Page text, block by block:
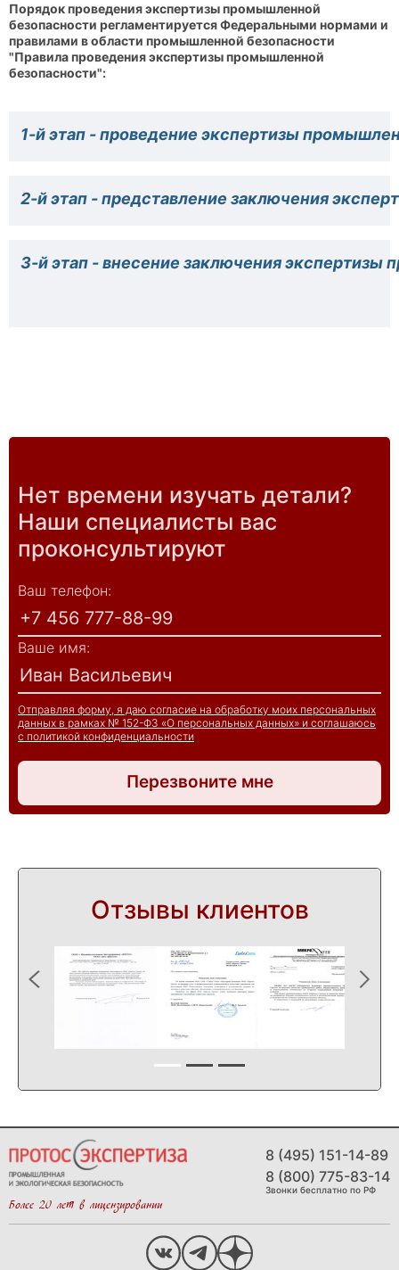
Порядок проведения экспертизы промышленной
безопасности регламентируется Федеральными нормами и
правилами в области промышленной безопасности
"Правила проведения экспертизы промышленной
безопасности":
1-й этап - проведение экспертизы
2-й этап - представление заключения
3-й этап - внесение заключения
Нет времени изучать детали?
Наши специалисты вас
проконсультируют
Ваш телефон:
Ваше имя:
Отправляя форму, я даю согласие на обработку моих персональных
данных в рамках № 152-ФЗ «О персональных данных» и соглашаюсь
с политикой конфиденциальности
Перезвоните мне
Отзывы клиентов
Более 20 лет в лицензировании
8 (495) 151-14-89
8 (800) 775-83-14
Звонки бесплатно по РФ